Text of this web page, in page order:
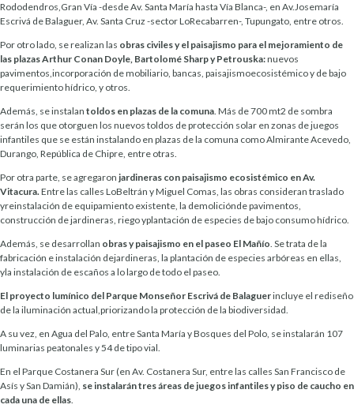
Rododendros,Gran Vía -desde Av. Santa María hasta Vía Blanca-, en Av.Josemaría
Escrivá de Balaguer, Av. Santa Cruz -sector LoRecabarren-, Tupungato, entre otros.
Por otro lado, se realizan las obras civiles y el paisajismo para el mejoramiento de
las plazas Arthur Conan Doyle, Bartolomé Sharp y Petrouska:nuevos
pavimentos,incorporación de mobiliario, bancas, paisajismoecosistémico y de bajo
requerimiento hídrico, y otros.
Además, se instalan toldos en plazas de la comuna. Más de 700 mt2 de sombra
serán los que otorguen los nuevos toldos de protección solar en zonas de juegos
infantiles que se están instalando en plazas de la comuna como Almirante Acevedo,
Durango, República de Chipre, entre otras.
Por otra parte, se agregaron jardineras con paisajismo ecosistémico en Av.
Vitacura.Entre las calles LoBeltrán y Miguel Comas, las obras consideran traslado
yreinstalación de equipamiento existente, la demoliciónde pavimentos,
construcción de jardineras, riego yplantación de especies de bajo consumo hídrico.
Además, se desarrollan obras y paisajismo en el paseo El Mañío. Se trata de la
fabricación e instalación dejardineras, la plantación de especies arbóreas en ellas,
yla instalación de escaños a lo largo de todo el paseo.
El proyecto lumínico del Parque Monseñor Escrivá de Balaguerincluye el rediseño
de la iluminación actual,priorizando la protección de la biodiversidad.
A su vez, en Agua del Palo, entre Santa María y Bosques del Polo, se instalarán 107
luminarias peatonales y 54 de tipo vial.
En el Parque Costanera Sur (en Av. Costanera Sur, entre las calles San Francisco de
Asís y San Damián), seinstalarán tres áreas de juegos infantiles y piso de caucho en
cada una de ellas.